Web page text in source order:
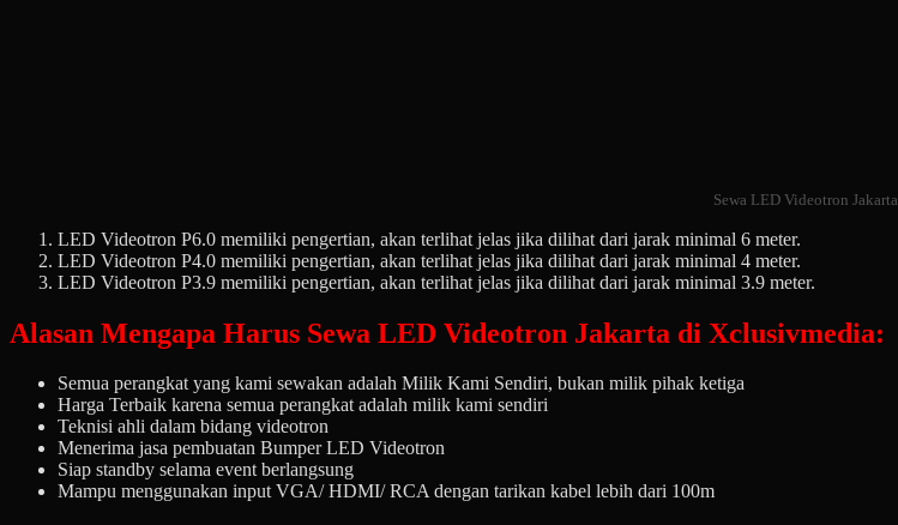
Sewa LED Videotron Jakarta
LED Videotron P6.0 memiliki pengertian, akan terlihat jelas jika dilihat dari jarak minimal 6 meter.
LED Videotron P4.0 memiliki pengertian, akan terlihat jelas jika dilihat dari jarak minimal 4 meter.
LED Videotron P3.9 memiliki pengertian, akan terlihat jelas jika dilihat dari jarak minimal 3.9 meter.
Alasan Mengapa Harus Sewa LED Videotron Jakarta di Xclusivmedia:
Semua perangkat yang kami sewakan adalah Milik Kami Sendiri, bukan milik pihak ketiga
Harga Terbaik karena semua perangkat adalah milik kami sendiri
Teknisi ahli dalam bidang videotron
Menerima jasa pembuatan Bumper LED Videotron
Siap standby selama event berlangsung
Mampu menggunakan input VGA/ HDMI/ RCA dengan tarikan kabel lebih dari 100m